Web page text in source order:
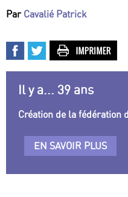
Par Cavalié Patrick
Il y a... 39 ans
Création de la fédération
EN SAVOIR PLUS